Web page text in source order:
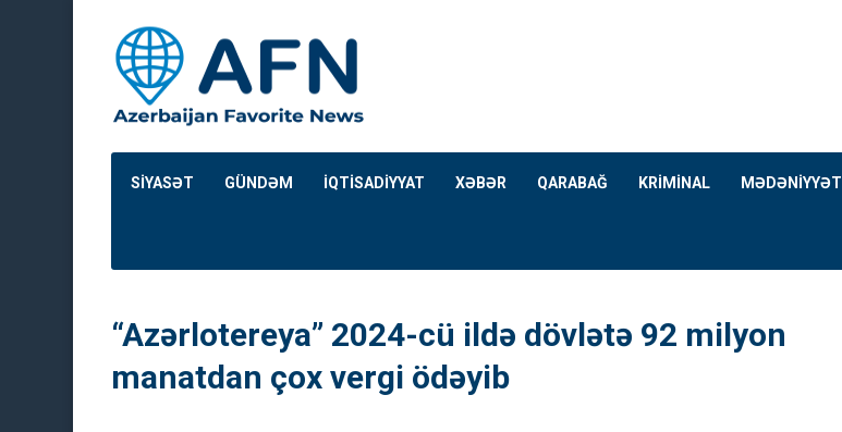
SİYASƏT GÜNDƏM İQTİSADİYYAT XƏBƏR QARABAĞ KRİMİNAL MƏDƏNİYYƏT
“Azərlotereya” 2024-cü ildə dövlətə 92 milyon
manatdan çox vergi ödəyib